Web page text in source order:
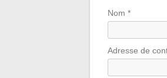
Nom *
Adresse de